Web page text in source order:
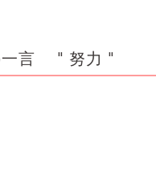
一言 " 努力 "